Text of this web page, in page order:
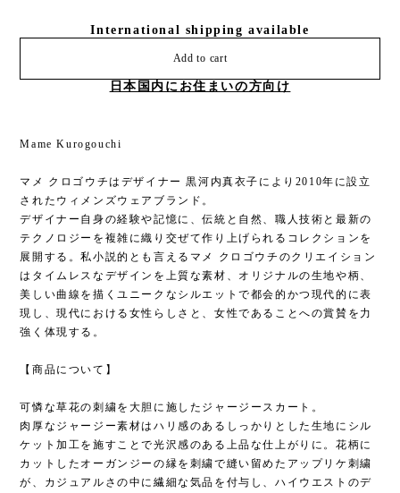
International shipping available
Add to cart
日本国内にお住まいの方向け
Mame Kurogouchi
マメ クロゴウチはデザイナー 黒河内真衣子により2010年に設立
されたウィメンズウェアブランド。
デザイナー自身の経験や記憶に、伝統と自然、職人技術と最新の
テクノロジーを複雑に織り交ぜて作り上げられるコレクションを
展開する。私小説的とも言えるマメ クロゴウチのクリエイション
はタイムレスなデザインを上質な素材、オリジナルの生地や柄、
美しい曲線を描くユニークなシルエットで都会的かつ現代的に表
現し、現代における女性らしさと、女性であることへの賞賛を力
強く体現する。
【商品について】
可憐な草花の刺繍を大胆に施したジャージースカート。
肉厚なジャージー素材はハリ感のあるしっかりとした生地にシル
ケット加工を施すことで光沢感のある上品な仕上がりに。花柄に
カットしたオーガンジーの縁を刺繍で縫い留めたアップリケ刺繍
が、カジュアルさの中に繊細な気品を付与し、ハイウエストのデ